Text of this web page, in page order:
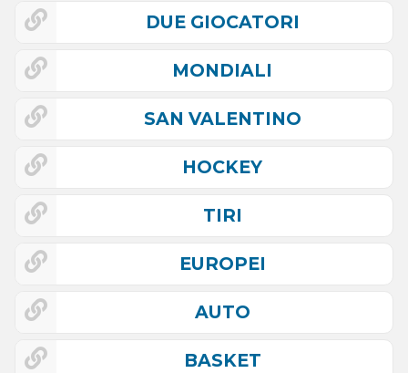
DUE GIOCATORI
MONDIALI
SAN VALENTINO
HOCKEY
TIRI
EUROPEI
AUTO
BASKET